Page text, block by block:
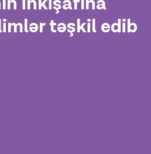
təşkil edib